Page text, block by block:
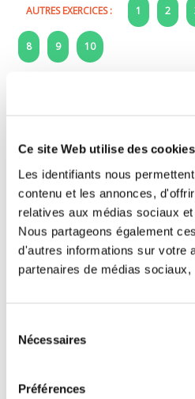
Ce site Web utilise des cookies
Les identifiants nous
contenu et les annonces,
relatives aux médias sociaux
Nous partageons également
d'autres informations sur votre
partenaires de médias
Nécessaires
Préférences
AUTRES EXERCICES : 1 2
8 9 10
4 - Lettres
ordre.
Indice : Vêtement
I S L P
DONE!